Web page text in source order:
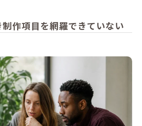
作項目を網羅できていない